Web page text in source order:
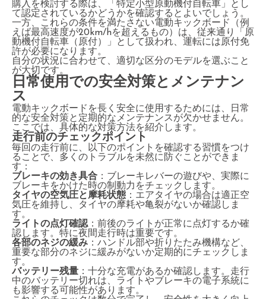
購入を検討する際は、「特定小型原動機付自転車」とし
て認定されているかどうかを確認するとよいでしょう。
一方、これらの条件を満たさない電動キックボード（例
えば最高速度が20km/hを超えるもの）は、従来通り「原
動機付自転車（原付）」として扱われ、運転には原付免
許が必要になります。
自分の状況に合わせて、適切な区分のモデルを選ぶこと
が大切です。
日常使用での安全対策とメンテナン
ス
電動キックボードを長く安全に使用するためには、日常
的な安全対策と定期的なメンテナンスが欠かせません。
ここでは、具体的な対策方法を紹介します。
走行前のチェックポイント
毎回の走行前に、以下のポイントを確認する習慣をつけ
ることで、多くのトラブルを未然に防ぐことができま
す：
ブレーキの効き具合 ：ブレーキレバーの遊びや、実際に
ブレーキをかけた時の制動力をチェックします。
タイヤの空気圧と摩耗状態 ：エアタイヤの場合は適正空
気圧を維持し、タイヤの摩耗や亀裂がないか確認しま
す。
ライトの点灯確認：前後のライトが正常に点灯するか確
認します。特に夜間走行時は重要です。
各部のネジの緩み ：ハンドル部や折りたたみ機構など、
重要な部分のネジに緩みがないか定期的にチェックしま
す。
バッテリー残量 ：十分な充電があるか確認します。走行
中のバッテリー切れは、ライトやブレーキの電子系統に
も影響する可能性があります。